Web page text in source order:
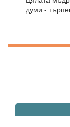
думи -